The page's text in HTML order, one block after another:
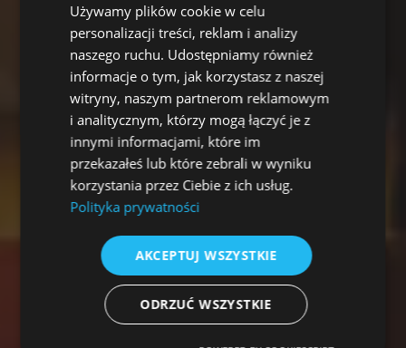
Używamy plików cookie w celu
personalizacji treści, reklam i analizy
naszego ruchu. Udostępniamy również
informacje o tym, jak korzystasz z naszej
witryny, naszym partnerom reklamowym
i analitycznym, którzy mogą łączyć je z
innymi informacjami, które im
przekazałeś lub które zebrali w wyniku
korzystania przez Ciebie z ich usług.
Polityka prywatności
AKCEPTUJ WSZYSTKIE
ODRZUĆ WSZYSTKIE